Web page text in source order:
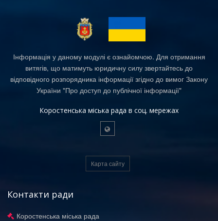
Інформація у даному модулі є ознайомчою. Для отримання
витягів, що матимуть юридичну силу звертайтесь до
відповідного розпорядника інформації згідно до вимог Закону
України "Про доступ до публічної інформації"
Коростенська міська рада в соц. мережах
Карта сайту
Контакти ради
Коростенська міська рада